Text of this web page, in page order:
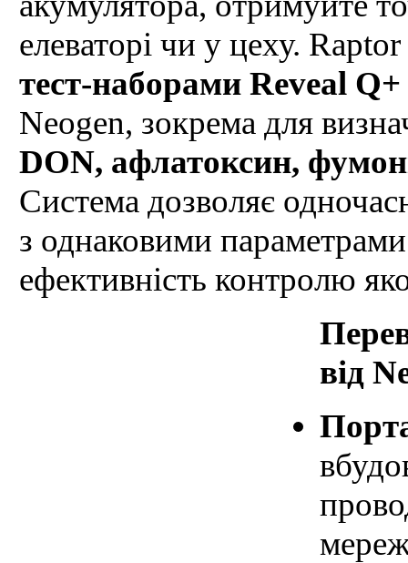
елеваторі чи у цеху.
тест-наборами Reveal
Neogen, зокрема для
DON, афлатоксин,
Система дозволяє
з однаковими
ефективність контролю
від